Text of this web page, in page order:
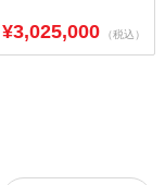
¥3,025,000 （税込）